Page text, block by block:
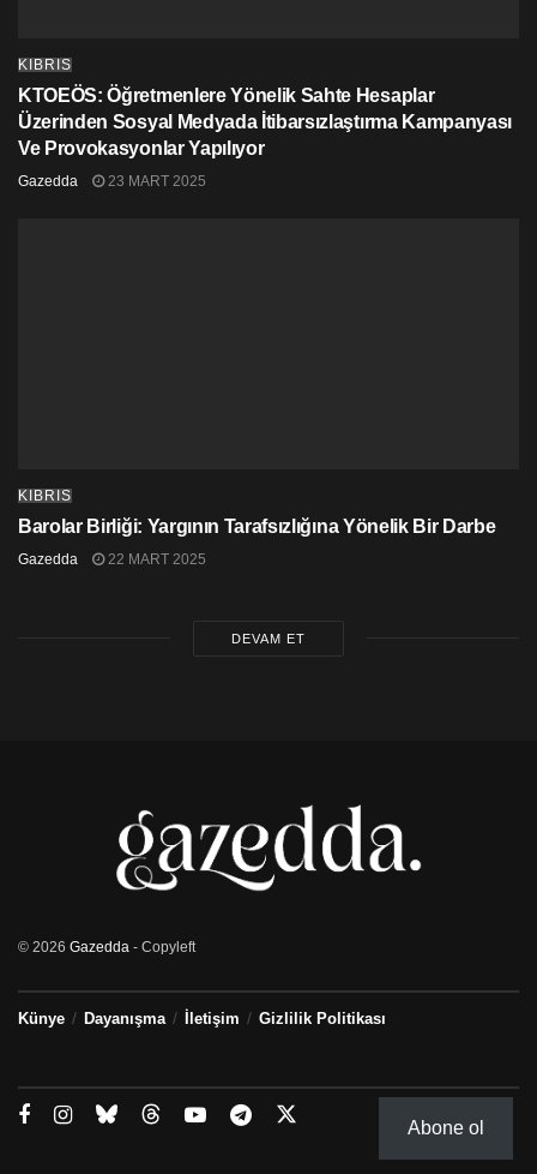
KIBRIS
KTOEÖS: Öğretmenlere Yönelik Sahte Hesaplar
Üzerinden Sosyal Medyada İtibarsızlaştırma Kampanyası
Ve Provokasyonlar Yapılıyor
Gazedda 23 MART 2025
KIBRIS
Barolar Birliği: Yargının Tarafsızlığına Yönelik Bir Darbe
Gazedda 22 MART 2025
DEVAM ET
© 2026 Gazedda - Copyleft
Künye Dayanışma İletişim Gizlilik Politikası
Abone ol